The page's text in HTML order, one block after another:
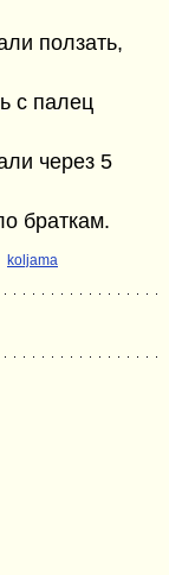
ползать,
с палец
через 5
браткам.
koljama